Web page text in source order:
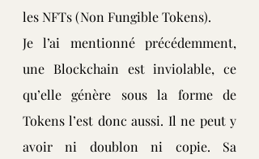
les NFTs (Non Fungible Tokens).
Je l’ai mentionné précédemment,
une Blockchain est inviolable, ce
qu’elle génère sous la forme de
Tokens l’est donc aussi. Il ne peut y
avoir ni doublon ni copie. Sa